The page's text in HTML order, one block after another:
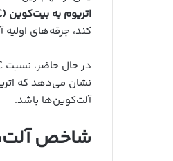
اتریوم به بیت‌کوین (ETH/BTC)
کند، جرقه‌های
نشان می‌دهد که
آلت‌کوین‌ها باشد.
شاخص